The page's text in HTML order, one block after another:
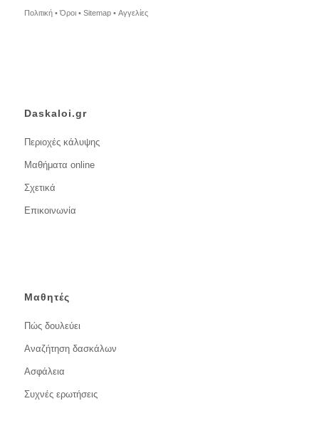
Πολιτική •Όροι • Sitemap • Αγγελίες
Daskaloi.gr
Περιοχές κάλυψης
Μαθήματα online
Σχετικά
Επικοινωνία
Μαθητές
Πώς δουλεύει
Αναζήτηση δασκάλων
Ασφάλεια
Συχνές ερωτήσεις